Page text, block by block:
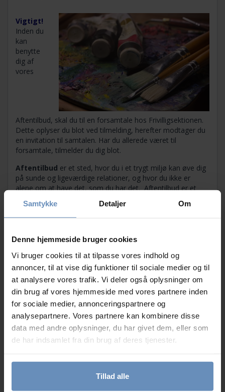
Samtykke Detaljer Om
Denne hjemmeside bruger cookies
Vi bruger cookies til at tilpasse vores indhold og
annoncer, til at vise dig funktioner til sociale medier og til
at analysere vores trafik. Vi deler også oplysninger om
din brug af vores hjemmeside med vores partnere inden
for sociale medier, annonceringspartnere og
analysepartnere. Vores partnere kan kombinere disse
data med andre oplysninger, du har givet dem, eller som
de har indsamlet fra din brug af deres tjenester.
Tillad alle
Vigtigt!
Inden du
kan
benytte
dig af
vores
Aftentilbud, skal du til en forsamtale hos Frivilligsektionen.
Dette oplyser du blot ved tilmelding, herefter modtager du
en invitation til samtalen. Har du allerede været til
forsamtale, tilmelder du dig blot.
Aftentilbud er et sted, hvor du i et trygt miljø kan øve dig
på sunde og ligeværdige relationer, og hvor du ikke er
alene om at have det, som du har det. Aftentilbud er et
viden om senfølger. Du kan deltage i det omfang, du kan
og har lyst til. Det er med andre ord et frirum, hvor der ikke
OBS. Dette tilbud foregår på FREDERIKSBERG
Se alle